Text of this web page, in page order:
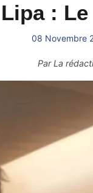
:
08 Novembre
ParLa